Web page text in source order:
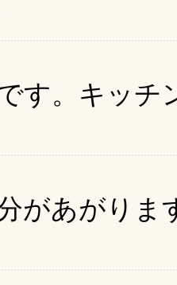
。キッチ
あがりま